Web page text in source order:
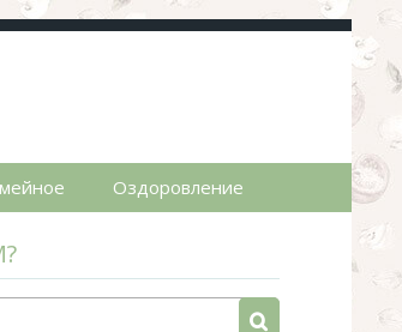
Оздоровление